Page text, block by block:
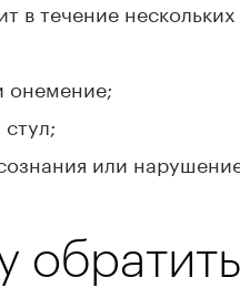
в течение
онемение;
или